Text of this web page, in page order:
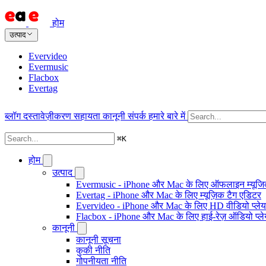
होम
उत्पाद
Evervideo
Evermusic
Flacbox
Evertag
ब्लॉग दस्तावेज़ीकरण सहायता कानूनी संपर्क हमारे बारे में
⌘K
होम
उत्पाद
Evermusic - iPhone और Mac के लिए ऑफलाइन
Evertag - iPhone और Mac के लिए म्यूज़िक टैग एडिटर
Evervideo - iPhone और Mac के लिए HD वीडियो
Flacbox - iPhone और Mac के लिए हाई-रेज़ ऑडियो
कानूनी
कानूनी सूचना
कुकी नीति
गोपनीयता नीति